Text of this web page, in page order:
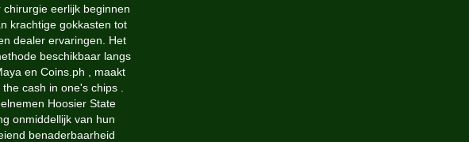
eerlijk beginnen
krachtige gokkasten tot
dealer ervaringen. Het
beschikbaar langs
en Coins.ph , maakt
cash in one's chips .
Hoosier State
onmiddellijk van hun
benaderbaarheid